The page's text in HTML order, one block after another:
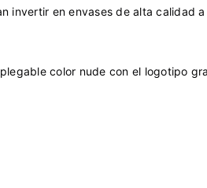
invertir en envases de alta calidad